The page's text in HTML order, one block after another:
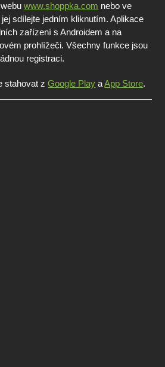
webuwww.shoppka.com nebo ve
sdílejte jedním kliknutím. Aplikace
zařízení s Androidem a na
prohlížeči. Všechny funkce jsou
registraci.
stahovat zGoogle Play aApp Store.